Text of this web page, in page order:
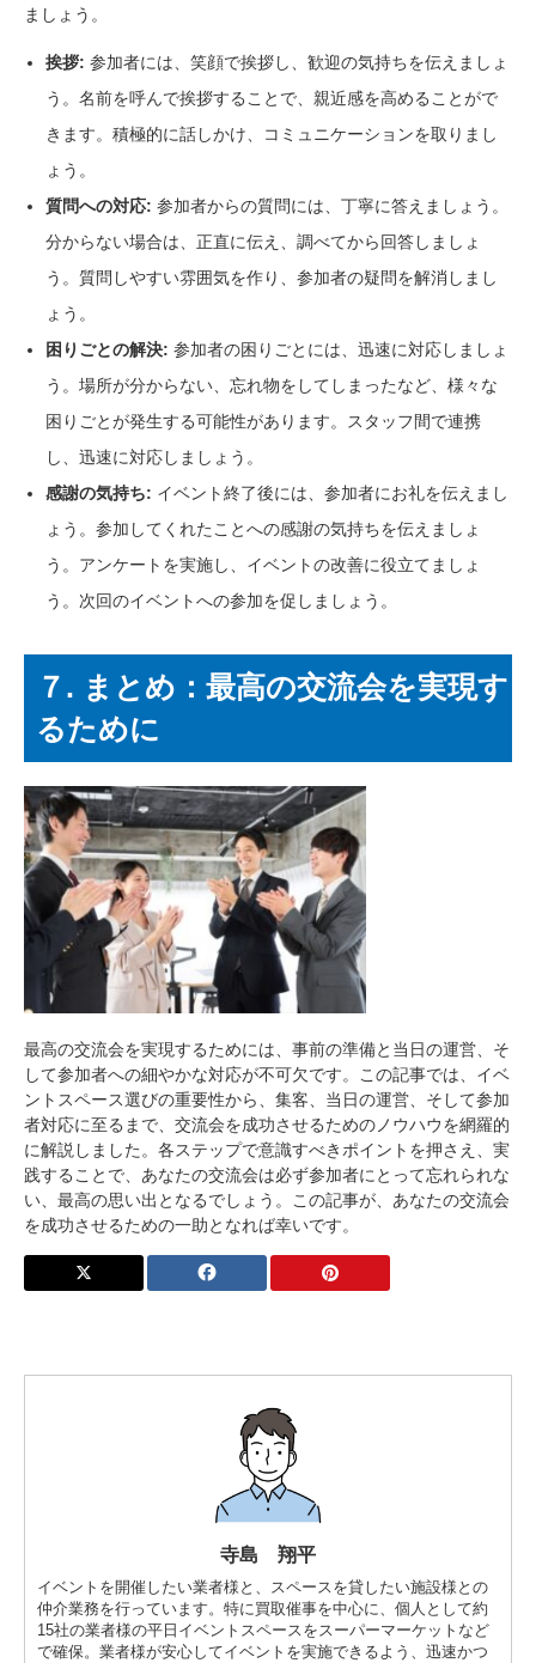
ましょう。
挨拶: 参加者には、笑顔で挨拶し、歓迎の気持ちを伝えましょ
う。名前を呼んで挨拶することで、親近感を高めることがで
きます。積極的に話しかけ、コミュニケーションを取りまし
ょう。
質問への対応: 参加者からの質問には、丁寧に答えましょう。
分からない場合は、正直に伝え、調べてから回答しましょ
う。質問しやすい雰囲気を作り、参加者の疑問を解消しまし
ょう。
困りごとの解決: 参加者の困りごとには、迅速に対応しましょ
う。場所が分からない、忘れ物をしてしまったなど、様々な
困りごとが発生する可能性があります。スタッフ間で連携
し、迅速に対応しましょう。
感謝の気持ち: イベント終了後には、参加者にお礼を伝えまし
ょう。参加してくれたことへの感謝の気持ちを伝えましょ
う。アンケートを実施し、イベントの改善に役立てましょ
う。次回のイベントへの参加を促しましょう。
７. まとめ：最高の交流会を実現す
るために
最高の交流会を実現するためには、事前の準備と当日の運営、そ
して参加者への細やかな対応が不可欠です。この記事では、イベ
ントスペース選びの重要性から、集客、当日の運営、そして参加
者対応に至るまで、交流会を成功させるためのノウハウを網羅的
に解説しました。各ステップで意識すべきポイントを押さえ、実
践することで、あなたの交流会は必ず参加者にとって忘れられな
い、最高の思い出となるでしょう。この記事が、あなたの交流会
を成功させるための一助となれば幸いです。
寺島 翔平
イベントを開催したい業者様と、スペースを貸したい施設様との
仲介業務を行っています。特に買取催事を中心に、個人として約
15社の業者様の平日イベントスペースをスーパーマーケットなど
で確保。業者様が安心してイベントを実施できるよう、迅速かつ